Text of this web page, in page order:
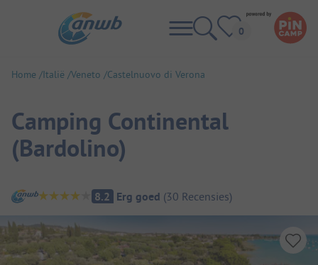
Home Italië Veneto Castelnuovo di Verona
Camping Continental
(Bardolino)
Camping overzicht
8.2 Erg goed (30 Recensies)